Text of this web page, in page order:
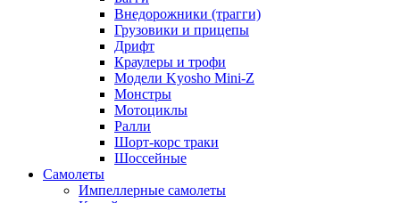
Внедорожники (трагги)
Грузовики и прицепы
Дрифт
Краулеры и трофи
Модели Kyosho Mini-Z
Монстры
Мотоциклы
Ралли
Шорт-корс траки
Шоссейные
Самолеты
Импеллерные самолеты